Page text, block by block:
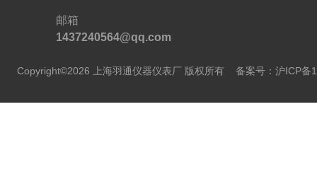
邮箱
1437240564@qq.com
Copyright©2026 上海羽通仪器仪表厂 版权所有 备案号：沪ICP备